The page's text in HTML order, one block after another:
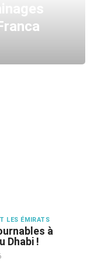
LES ÉMIRATS
à
Dhabi !